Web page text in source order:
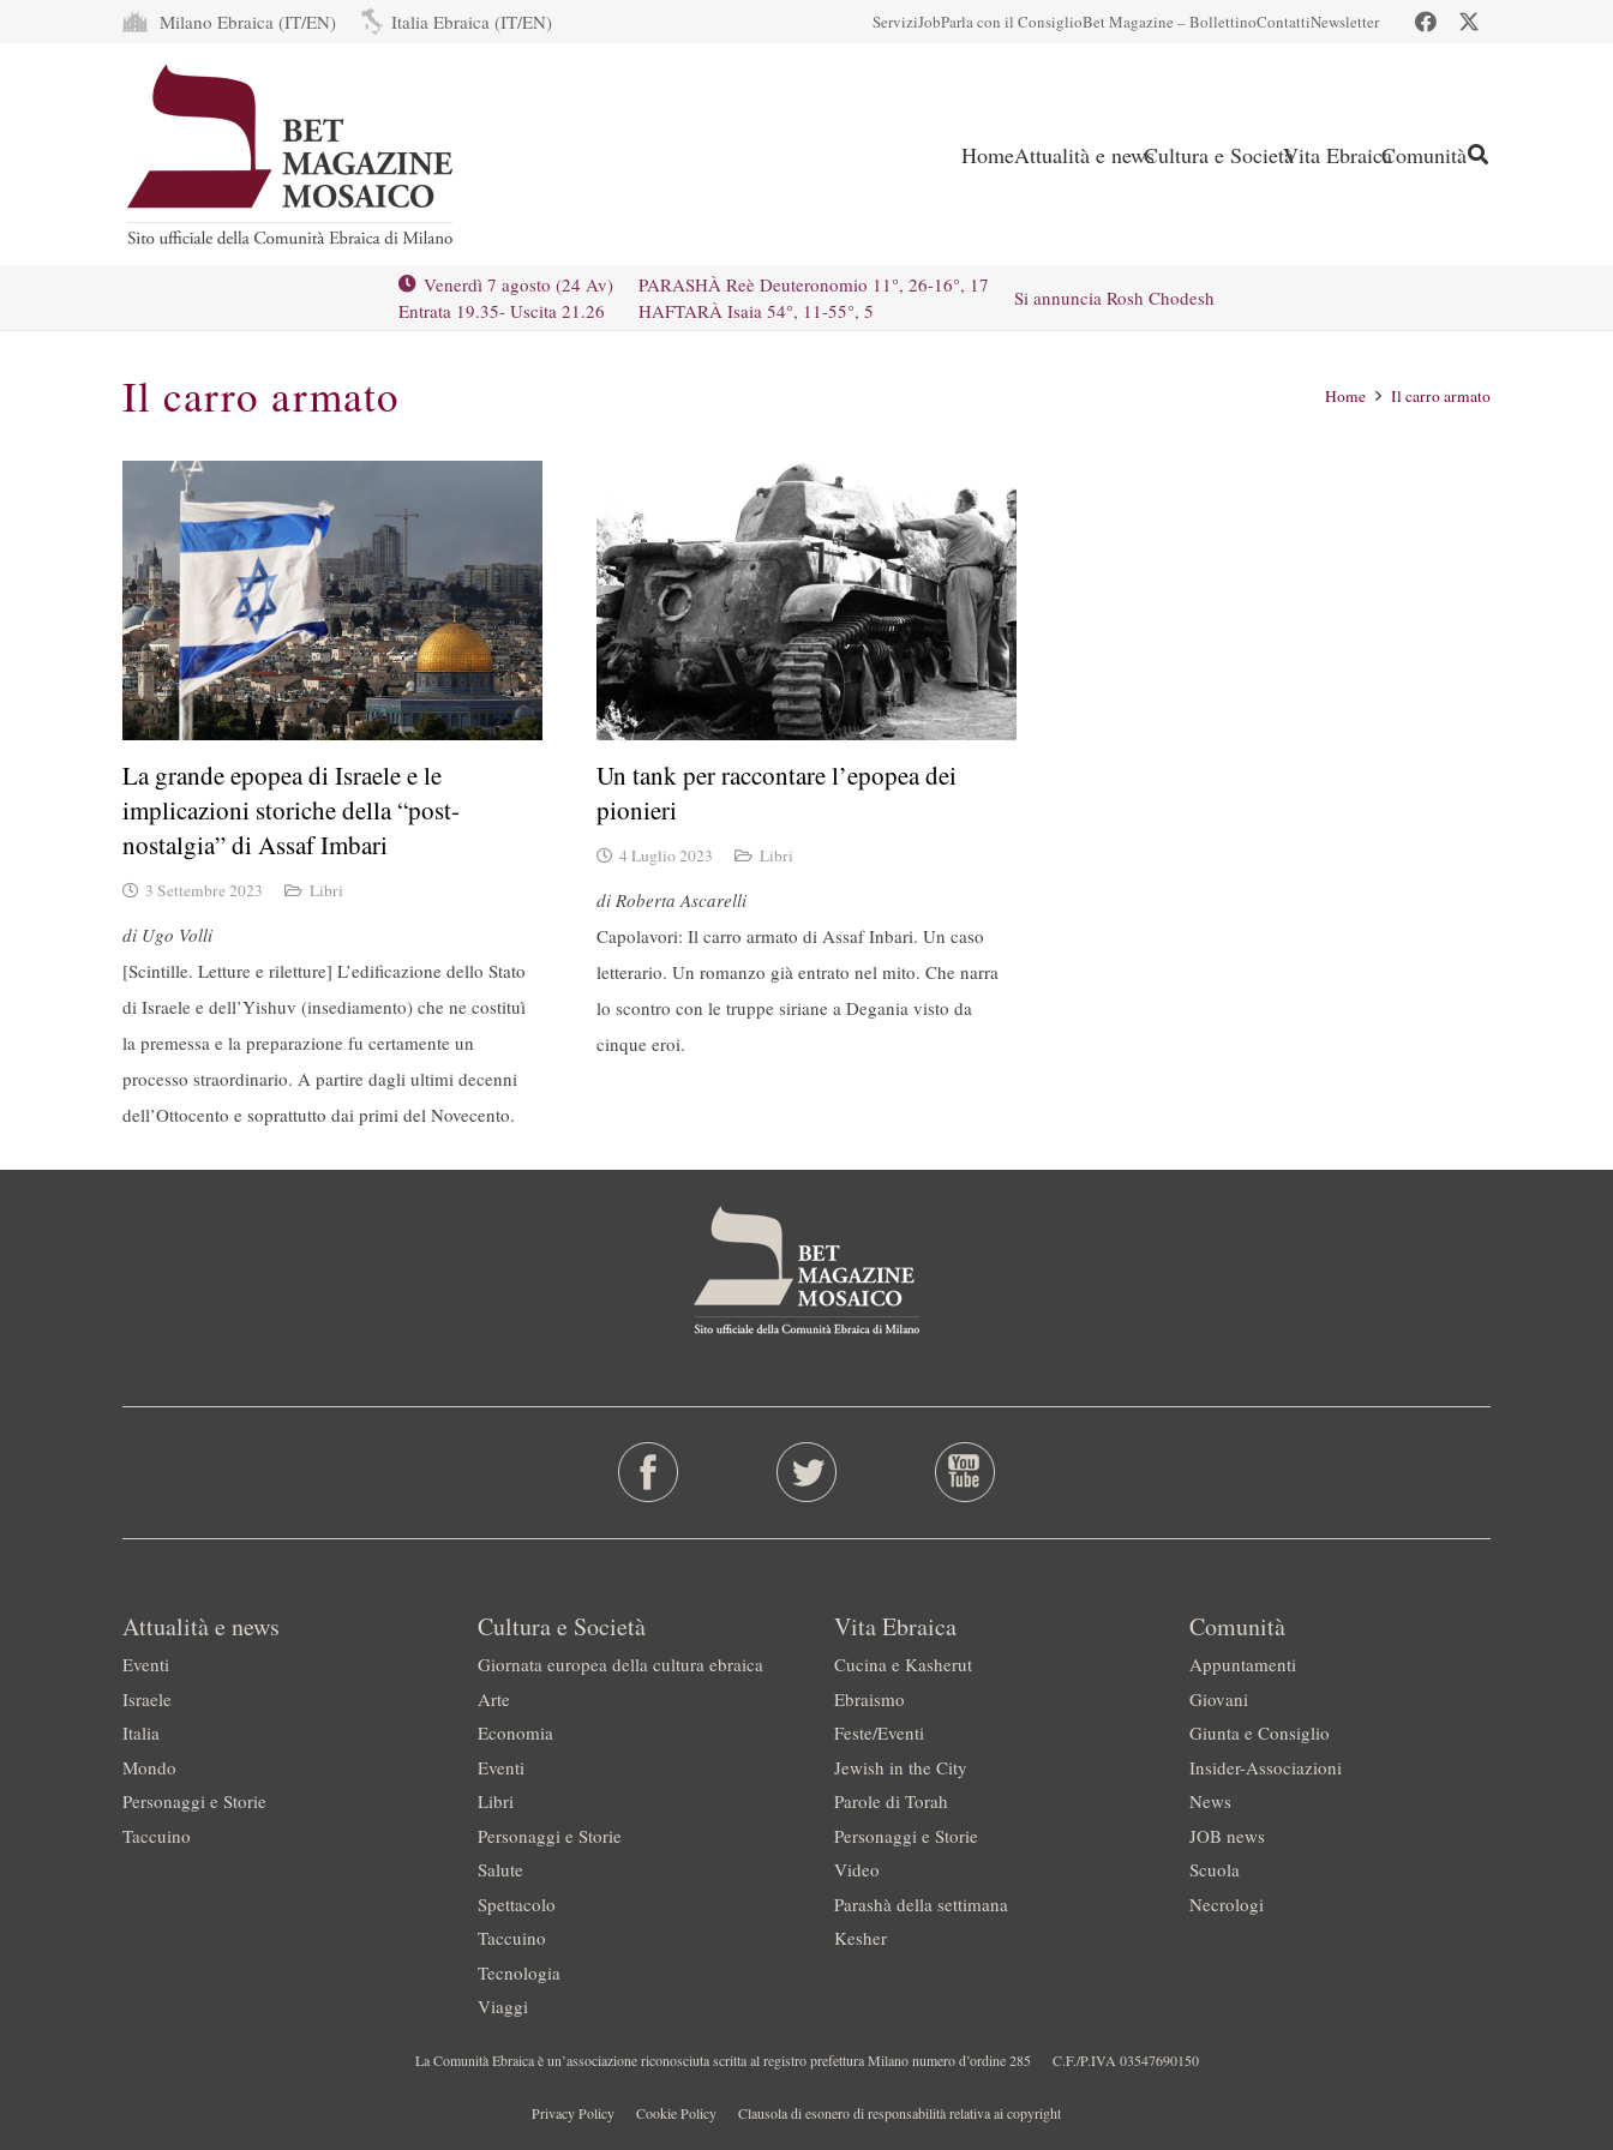
Milano Ebraica (IT/EN) Italia Ebraica (IT/EN) ServiziJobParla con il ConsiglioBet Magazine – BollettinoContattiNewsletter
HomeAttualità e newsCultura e SocietàVita EbraicaComunità
Venerdì 7 agosto (24 Av)
Entrata 19.35- Uscita 21.26
PARASHÀ Reè Deuteronomio 11°, 26-16°, 17
HAFTARÀ Isaia 54°, 11-55°, 5
Si annuncia Rosh Chodesh
Il carro armato Home Il carro armato
La grande epopea di Israele e le
implicazioni storiche della “post-
nostalgia” di Assaf Imbari
3 Settembre 2023 Libri
di Ugo Volli
[Scintille. Letture e riletture] L’edificazione dello Stato
di Israele e dell’Yishuv (insediamento) che ne costituì
la premessa e la preparazione fu certamente un
processo straordinario. A partire dagli ultimi decenni
dell’Ottocento e soprattutto dai primi del Novecento.
Un tank per raccontare l’epopea dei
pionieri
4 Luglio 2023 Libri
di Roberta Ascarelli
Capolavori: Il carro armato di Assaf Inbari. Un caso
letterario. Un romanzo già entrato nel mito. Che narra
lo scontro con le truppe siriane a Degania visto da
cinque eroi.
Attualità e news
Eventi
Israele
Italia
Mondo
Personaggi e Storie
Taccuino
Cultura e Società
Giornata europea della cultura ebraica
Arte
Economia
Eventi
Libri
Personaggi e Storie
Salute
Spettacolo
Taccuino
Tecnologia
Viaggi
Vita Ebraica
Cucina e Kasherut
Ebraismo
Feste/Eventi
Jewish in the City
Parole di Torah
Personaggi e Storie
Video
Parashà della settimana
Kesher
Comunità
Appuntamenti
Giovani
Giunta e Consiglio
Insider-Associazioni
News
JOB news
Scuola
Necrologi
La Comunità Ebraica è un’associazione riconosciuta scritta al registro prefettura Milano numero d’ordine 285 C.F./P.IVA 03547690150
Privacy Policy Cookie Policy Clausola di esonero di responsabilità relativa ai copyright